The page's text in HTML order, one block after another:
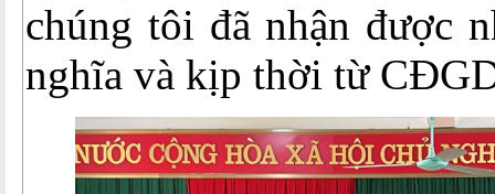
chúng tôi đã nhận được
nghĩa và kịp thời từ